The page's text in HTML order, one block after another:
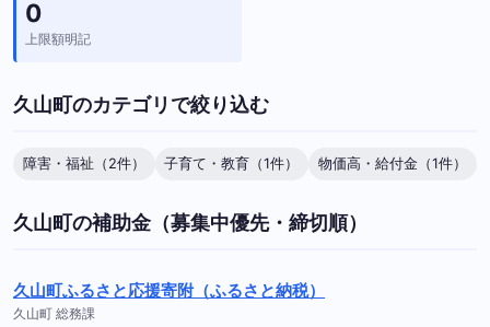
0
上限額明記
久山町のカテゴリで絞り込む
障害・福祉（2件） 子育て・教育（1件） 物価高・給付金（1件）
久山町の補助金（募集中優先・締切順）
久山町ふるさと応援寄附（ふるさと納税）
久山町 総務課